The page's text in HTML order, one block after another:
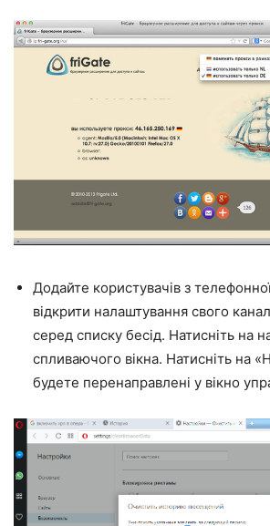
Додайте користувачів з
відкрити налаштування свого
серед списку бесід. Натисніть на
спливаючого вікна. Натисніть на
будете перенаправлені у вікно